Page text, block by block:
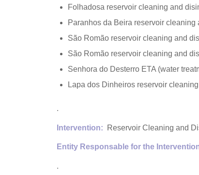
Folhadosa reservoir cleaning and
Paranhos da Beira reservoir
São Romão reservoir cleaning and
São Romão reservoir cleaning and
Senhora do Desterro ETA (water
Lapa dos Dinheiros reservoir
.
Intervention: Reservoir Cleaning and
Entity Responsable for the
.